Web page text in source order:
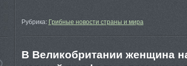
Рубрика: Грибные новости страны и мира
В Великобритании женщина